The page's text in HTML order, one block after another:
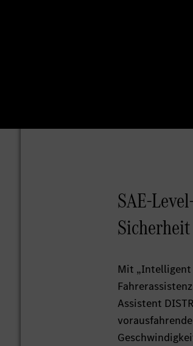
SAE-
Sicherheit
Mit „Intelligent
Assistent